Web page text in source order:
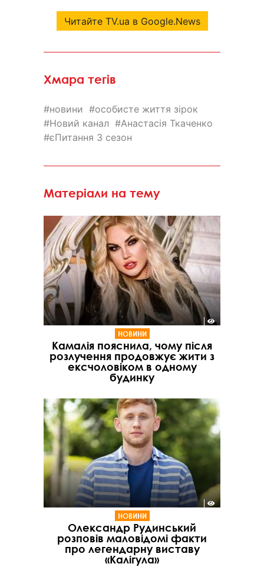
Читайте TV.ua в Google.News
Хмара тегів
новини
особисте життя зірок
Новий канал
Анастасія Ткаченко
єПитання 3 сезон
Матеріали на тему
НОВИНИ
Камалія пояснила, чому після
розлучення продовжує жити з
ексчоловіком в одному
будинку
НОВИНИ
Олександр Рудинський
розповів маловідомі факти
про легендарну виставу
«Калігула»